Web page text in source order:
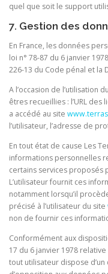
quel que soit le support
7. Gestion des
En France, les données
loi n° 78-87 du 6 janvier
226-13 du Code pénal et la
A l’occasion de l’utilisation
êtres recueillies : l’URL des
a accédé au site
l’utilisateur, l’adresse de
En tout état de cause Les
informations personnelles
certains services proposés
L’utilisateur fournit ces
notamment lorsqu’il
précisé à l’utilisateur du site
non de fournir ces
Conformément aux
17 du 6 janvier 1978
tout utilisateur dispose